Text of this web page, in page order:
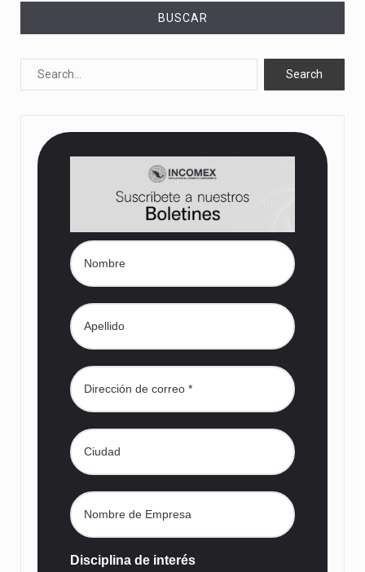
BUSCAR
Disciplina de interés